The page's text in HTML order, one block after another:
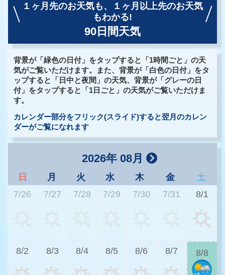
１ヶ月先のお天気も、
１ヶ月以上先のお天気
もわかる!
90日間天気
背景が「緑色の日付」をタップすると「1時間ごと」の天
気がご覧いただけます。また、背景が「白色の日付」をタ
ップすると「日中と夜間」の天気、背景が「グレーの日
付」をタップすると「1日ごと」の天気がご覧いただけま
す。
カレンダー部分をフリック(スライド)すると翌月のカレン
ダーがご覧になれます
2026年 08月
日 月 火 水 木 金
土
7/26
7/27 7/28 7/29 7/30 7/31 8/1
8/2 8/3 8/4 8/5 8/6 8/7 8/8